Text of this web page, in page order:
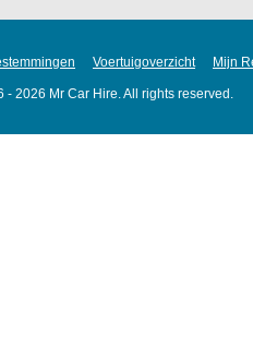
Voertuigoverzicht Mijn
- 2026 Mr Car Hire. All rights reserved.